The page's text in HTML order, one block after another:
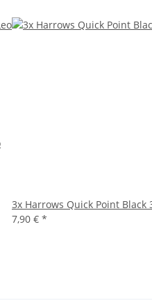
3x Harrows Quick Point Black
7,90 € *